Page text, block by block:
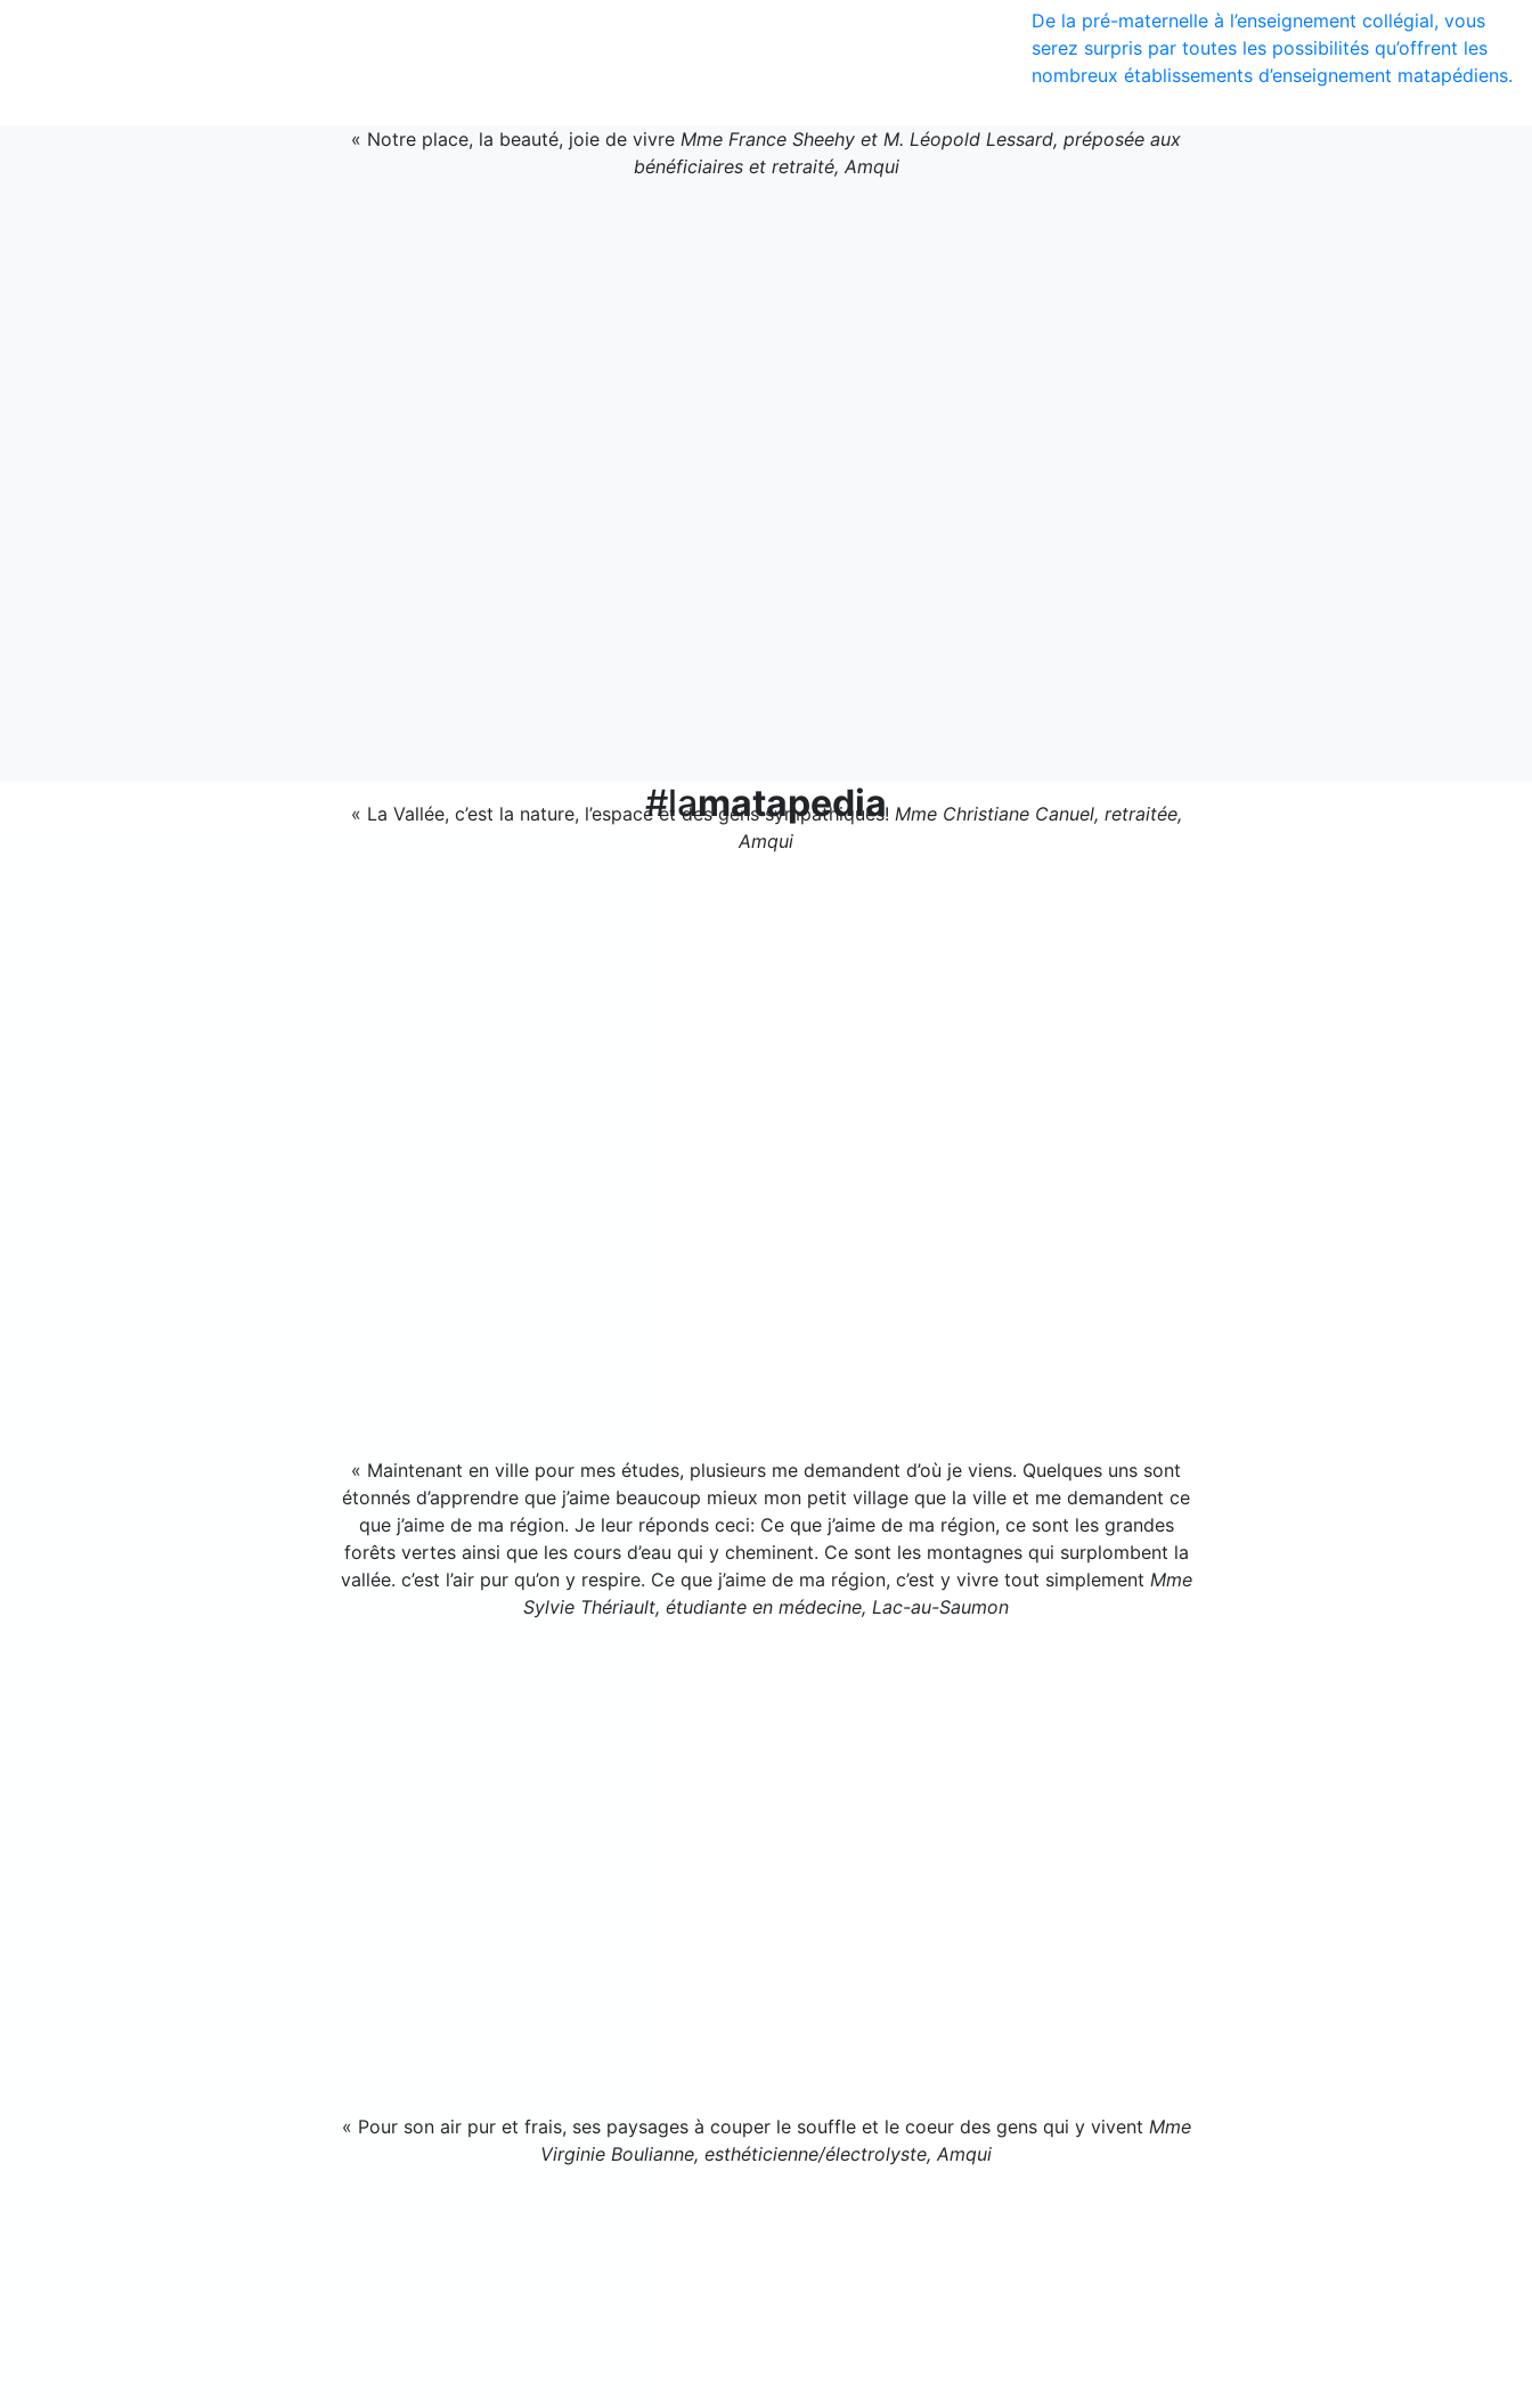
De la pré-maternelle à l’enseignement collégial, vous
serez surpris par toutes les possibilités qu’offrent les
nombreux établissements d’enseignement matapédiens.
« Notre place, la beauté, joie de vivre Mme France Sheehy et M. Léopold Lessard, préposée aux
bénéficiaires et retraité, Amqui
« La Vallée, c’est la nature, l’espace et des gens sympathiques! Mme Christiane Canuel, retraitée,
Amqui
« Maintenant en ville pour mes études, plusieurs me demandent d’où je viens. Quelques uns sont
étonnés d’apprendre que j’aime beaucoup mieux mon petit village que la ville et me demandent ce
que j’aime de ma région. Je leur réponds ceci: Ce que j’aime de ma région, ce sont les grandes
forêts vertes ainsi que les cours d’eau qui y cheminent. Ce sont les montagnes qui surplombent la
vallée. c’est l’air pur qu’on y respire. Ce que j’aime de ma région, c’est y vivre tout simplement Mme
Sylvie Thériault, étudiante en médecine, Lac-au-Saumon
« Pour son air pur et frais, ses paysages à couper le souffle et le coeur des gens qui y vivent Mme
Virginie Boulianne, esthéticienne/électrolyste, Amqui
#lamatapedia